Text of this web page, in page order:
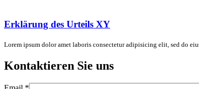
Erklärung des Urteils XY
Lorem ipsum dolor amet laboris consectetur adipisicing elit, sed do
Kontaktieren Sie uns